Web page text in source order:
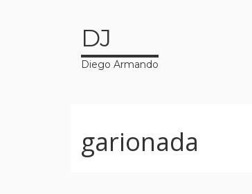
DJ
Diego Armando
garionada